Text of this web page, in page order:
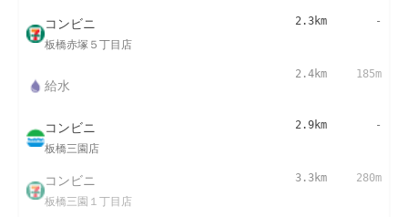
コンビニ
板橋赤塚５丁目店
2.3km -
給水
2.4km 185m
コンビニ
板橋三園店
2.9km -
コンビニ
板橋三園１丁目店
3.3km 280m